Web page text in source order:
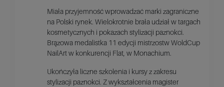
Miała przyjemność wprowadzać marki zagraniczne
na Polski rynek. Wielokrotnie brała udział w targach
kosmetycznych i pokazach stylizacji paznokci.
Brązowa medalistka 11 edycji mistrzostw WoldCup
NailArt w konkurencji Flat, w Monachium.
Ukończyła liczne szkolenia i kursy z zakresu
stylizacji paznokci. Z wykształcenia magister